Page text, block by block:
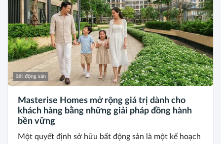
Bất động sản
Masterise Homes mở rộng giá trị dành cho
khách hàng bằng những giải pháp đồng hành
bền vững
Một quyết định sở hữu bất động sản là một kế hoạch